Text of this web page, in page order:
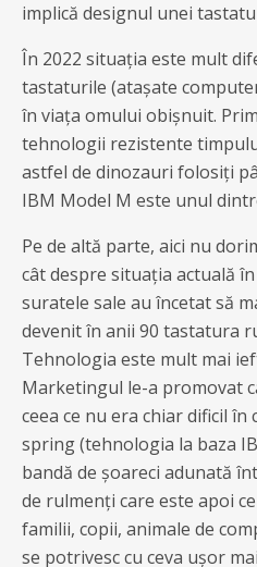
implică designul unei
În 2022 situația este mult
tastaturile (atașate
în viața omului obișnuit.
tehnologii rezistente
astfel de dinozauri folosiți
IBM Model M este unul
Pe de altă parte, aici nu
cât despre situația actuală
suratele sale au încetat să
devenit în anii 90 tastatura
Tehnologia este mult mai
Marketingul le-a promovat
ceea ce nu era chiar dificil
spring (tehnologia la baza
bandă de șoareci adunată
de rulmenți care este apoi
familii, copii, animale de
se potrivesc cu ceva ușor